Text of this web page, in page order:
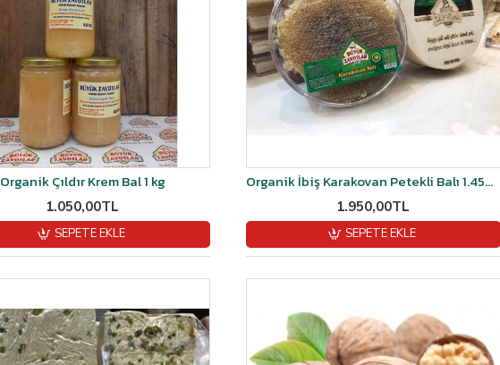
Organik Çıldır Krem Bal 1 kg
1.050,00TL
SEPETE EKLE
Organik İbiş Karakovan Petekli Balı 1.450-1.500 Kg
1.950,00TL
SEPETE EKLE